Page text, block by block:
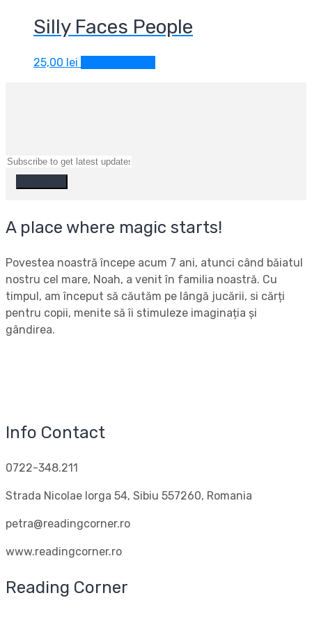
Silly Faces People
25,00 lei
A place where magic starts!
Povestea noastră începe acum 7 ani, atunci când băiatul
nostru cel mare, Noah, a venit în familia noastră. Cu
timpul, am început să căutăm pe lângă jucării, si cărți
pentru copii, menite să îi stimuleze imaginația și
gândirea.
Info Contact
0722-348.211
Strada Nicolae Iorga 54, Sibiu 557260, Romania
petra@readingcorner.ro
www.readingcorner.ro
Reading Corner